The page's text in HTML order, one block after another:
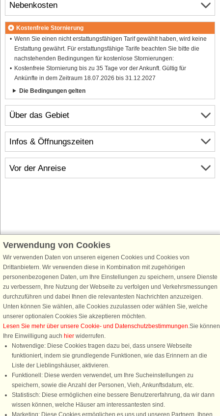
Rufen Sie an, um zu buchen
Über das Gebiet
Infos & Öffnungszeiten
Vor der Anreise
Nebenkosten
Kostenfreie Stornierung
Wenn Sie einen nicht erstattungsfähigen Tarif gewählt haben, wird keine
Erstattung gewährt. Für erstattungsfähige Tarife beachten Sie bitte die
nachstehenden Bedingungen für kostenlose Stornierungen:
Kostenfreie Stornierung bis zu 35 Tage vor der Ankunft. Gültig für
Ankünfte in dem Zeitraum 18.07.2026 bis 31.12.2027
Die Bedingungen gelten
Schließen Sie sich 100.000 Ferienhaus-Fans an
Erhalten Sie einenWillkommensgutschein von 25 € für Ihren nächsten
Ferienhausurlaub - melden Sie sich einfach für den DanCenter Newsletter
an. Verpassen Sie nie wieder exklusive Angebote, Gewinnspiele und
Urlaubstipps!
Newsletter abonnieren
Verwendung von Cookies
Wir verwenden Daten von unseren eigenen Cookies und Cookies von
Drittanbietern. Wir verwenden diese in Kombination mit zugehörigen
personenbezogenen Daten, um Ihre Einstellungen zu speichern, unsere Dienste
zu verbessern, Ihre Nutzung der Webseite zu verfolgen und Verkehrsmessungen
durchzuführen und dabei Ihnen die relevantesten Nachrichten anzuzeigen.
Unten können Sie wählen, alle Cookies zuzulassen oder wählen Sie, welche
unserer optionalen Cookies Sie akzeptieren möchten.
Lesen Sie mehr über unsere Cookie- und Datenschutzbestimmungen.Sie können
Ihre Einwilligung auch hier widerrufen.
Notwendige: Diese Cookies tragen dazu bei, dass unsere Webseite
funktioniert, indem sie grundlegende Funktionen, wie das Erinnern an die
Liste der Lieblingshäuser, aktivieren.
Funktionell: Diese werden verwendet, um Ihre Sucheinstellungen zu
speichern, sowie die Anzahl der Personen, Vieh, Ankunftsdatum, etc.
Statistisch: Diese ermöglichen eine bessere Benutzererfahrung, da wir dann
wissen können, welche Häuser am interessantesten sind.
Marketing: Diese Cookies ermöglichen es uns und unseren Partnern, Ihnen